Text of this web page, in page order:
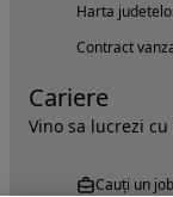
Harta
Contract
Cariere
Vino sa lucrezi cu
Cauți un